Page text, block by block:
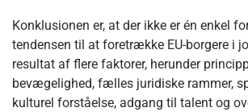
Konklusionen er, at der ikke er én enkel
tendensen til at foretrække EU-borgere i
resultat af flere faktorer, herunder
bevægelighed, fælles juridiske rammer,
kulturel forståelse, adgang til talent og